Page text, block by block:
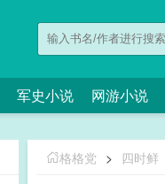
军史小说 网游小说
格格党 > 四时鲜